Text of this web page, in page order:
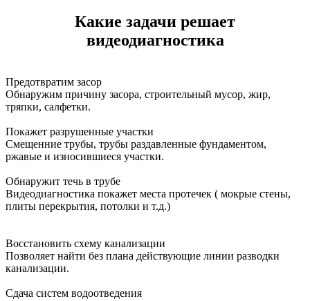
Какие задачи решает
видеодиагностика
Предотвратим засор
Обнаружим причину засора, cтроительный мусор, жир,
тряпки, салфетки.
Покажет разрушенные участки
Смещенние трубы, трубы раздавленные фундаментом,
ржавые и износившиеся участки.
Обнаружит течь в трубе
Видеодиагностика покажет места протечек ( мокрые стены,
плиты перекрытия, потолки и т.д.)
Восстановить схему канализации
Позволяет найти без плана действующие линии разводки
канализации.
Сдача систем водоотведения